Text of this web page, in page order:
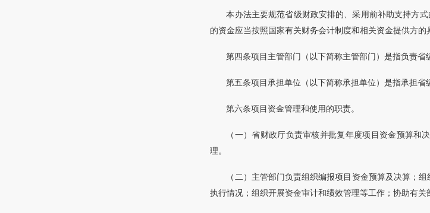
本办法主要规范省级财政安排的、采用前补助支持方
的资金应当按照国家有关财务会计制度和相关资金提供方的
第四条项目主管部门（以下简称主管部门）是指负责省
第五条项目承担单位（以下简称承担单位）是指承担
第六条项目资金管理和使用的职责。
（一）省财政厅负责审核并批复年度项目资金预算
理。
（二）主管部门负责组织编报项目资金预算及决算；
执行情况；组织开展资金审计和绩效管理等工作；协助有关